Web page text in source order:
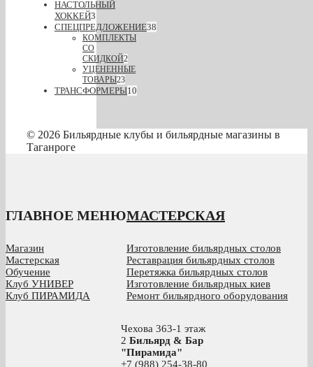
НАСТОЛЬНЫЙ
ХОККЕЙ3
СПЕЦПРЕДЛОЖЕНИЕ38
КОМПЛЕКТЫ
СО
СКИДКОЙ2
УЦЕНЕННЫЕ
ТОВАРЫ23
ТРАНСФОРМЕРЫ10
© 2026 Бильярдные клубы и бильярдные магазины в
Таганроге
ГЛАВНОЕ МЕНЮ
Магазин
Мастерская
Обучение
Клуб УНИВЕР
Клуб ПИРАМИДА
МАСТЕРСКАЯ
Изготовление бильярдных столов
Реставрация бильярдных столов
Перетяжка бильярдных столов
Изготовление бильярдных киев
Ремонт бильярдного оборудования
Чехова 363-1 этаж
2 Бильярд & Бар
"Пирамида"
+7 (988) 254-38-80